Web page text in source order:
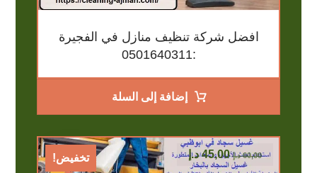
افضل شركة تنظيف منازل في الفجيرة
:0501640311
إضافة إلى السلة
تخفيض! 60,00 د.إ 45,00 د.إ